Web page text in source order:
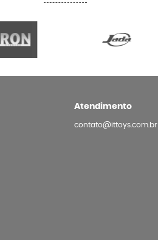
Atendimento
contato@ittoys.com.br